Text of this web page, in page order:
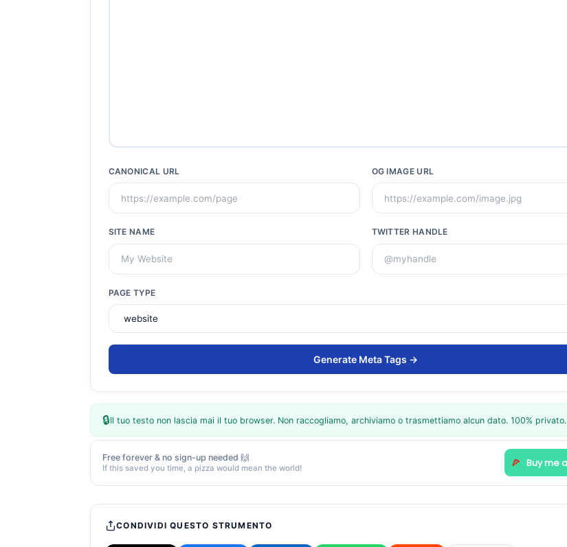
CANONICAL URL OG IMAGE URL
SITE NAME TWITTER HANDLE
PAGE TYPE
Generate Meta Tags →
🔒Il tuo testo non lascia mai il tuo browser. Non raccogliamo, archiviamo o trasmettiamo alcun dato. 100% privato.
Free forever & no sign-up needed 🙌
If this saved you time, a pizza would mean the world!
CONDIVIDI QUESTO STRUMENTO